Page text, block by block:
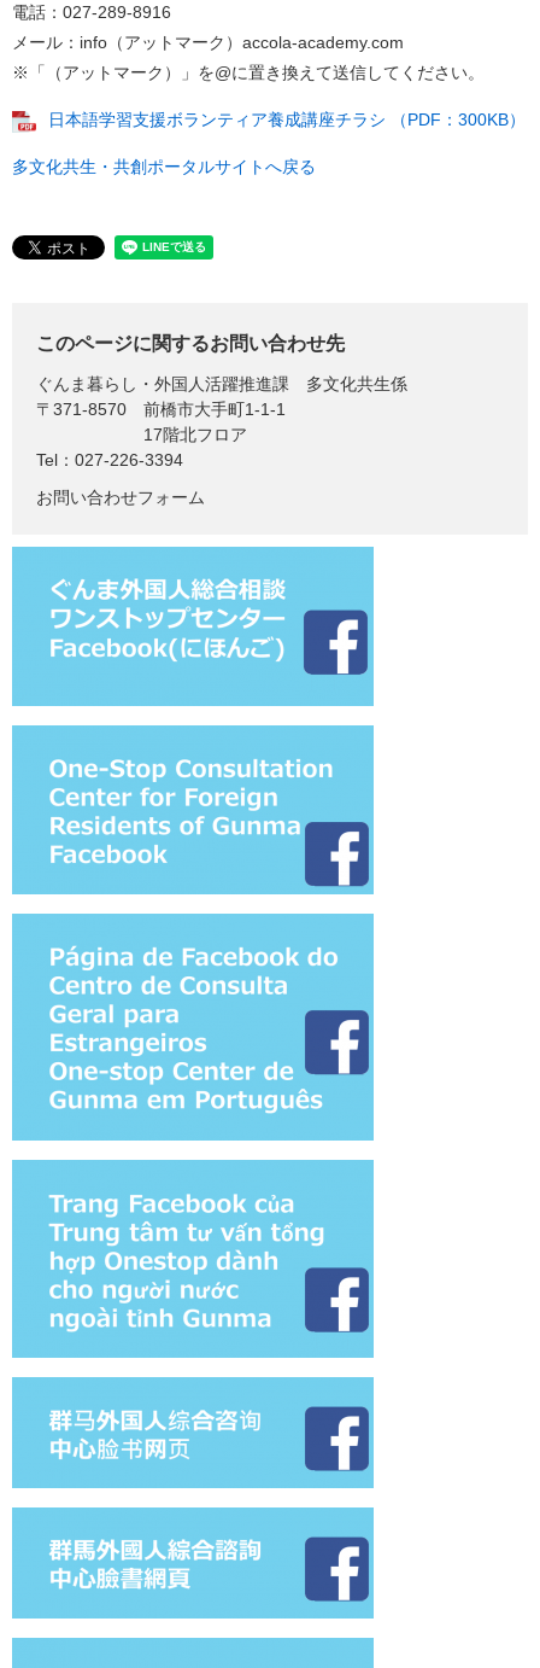
電話：027-289-8916
メール：info（アットマーク）accola-academy.com
※「（アットマーク）」を@に置き換えて送信してください。
日本語学習支援ボランティア養成講座チラシ （PDF：300KB）
多文化共生・共創ポータルサイトへ戻る
このページに関するお問い合わせ先
ぐんま暮らし・外国人活躍推進課
多文化共生係
〒371-8570
前橋市大手町1-1-1
17階北フロア
Tel：027-226-3394
お問い合わせフォーム